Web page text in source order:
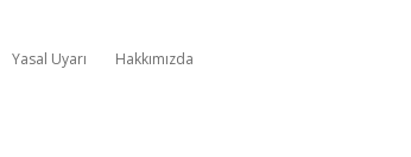
Yasal Uyarı Hakkımızda